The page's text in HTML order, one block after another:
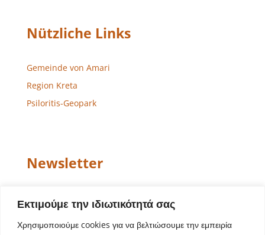
Εκτιμούμε την ιδιωτικότητά σας
Χρησιμοποιούμε cookies για να βελτιώσουμε την εμπειρία
Nützliche Links
Gemeinde von Amari
Region Kreta
Psiloritis-Geopark
Newsletter